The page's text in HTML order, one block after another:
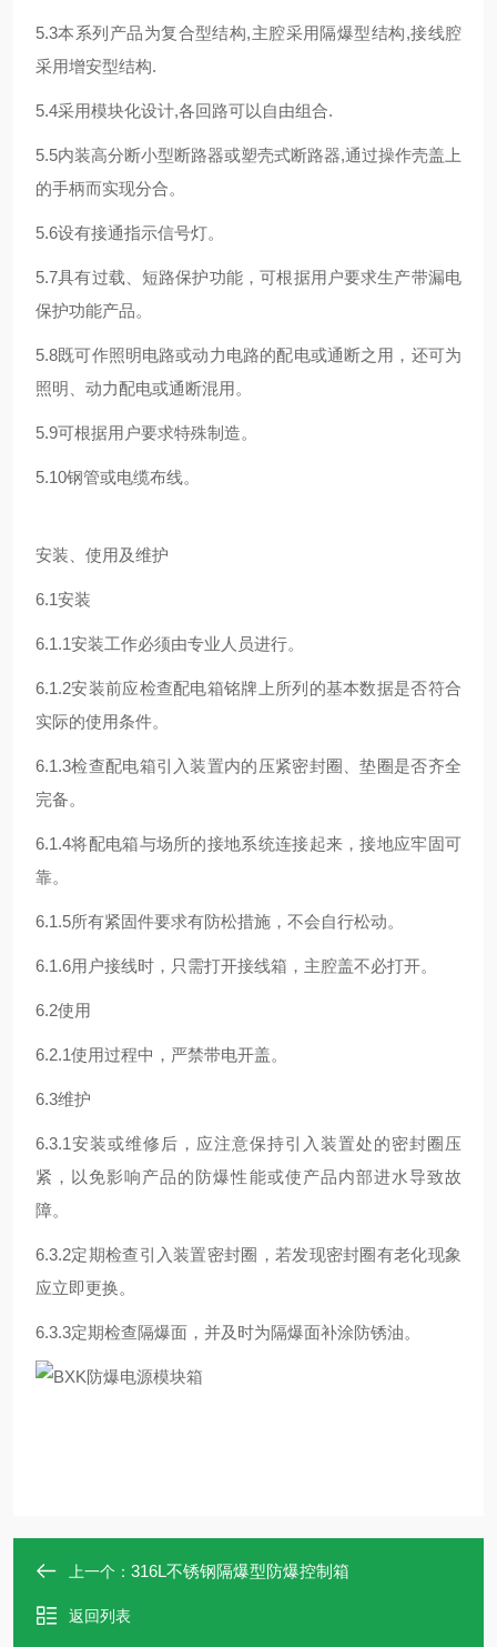
5.3本系列产品为复合型结构,主腔采用隔爆型结构,接线腔
采用增安型结构.
5.4采用模块化设计,各回路可以自由组合.
5.5内装高分断小型断路器或塑壳式断路器,通过操作壳盖上
的手柄而实现分合。
5.6设有接通指示信号灯。
5.7具有过载、短路保护功能，可根据用户要求生产带漏电
保护功能产品。
5.8既可作照明电路或动力电路的配电或通断之用，还可为
照明、动力配电或通断混用。
5.9可根据用户要求特殊制造。
5.10钢管或电缆布线。
安装、使用及维护
6.1安装
6.1.1安装工作必须由专业人员进行。
6.1.2安装前应检查配电箱铭牌上所列的基本数据是否符合
实际的使用条件。
6.1.3检查配电箱引入装置内的压紧密封圈、垫圈是否齐全
完备。
6.1.4将配电箱与场所的接地系统连接起来，接地应牢固可
靠。
6.1.5所有紧固件要求有防松措施，不会自行松动。
6.1.6用户接线时，只需打开接线箱，主腔盖不必打开。
6.2使用
6.2.1使用过程中，严禁带电开盖。
6.3维护
6.3.1安装或维修后，应注意保持引入装置处的密封圈压
紧，以免影响产品的防爆性能或使产品内部进水导致故
障。
6.3.2定期检查引入装置密封圈，若发现密封圈有老化现象
应立即更换。
6.3.3定期检查隔爆面，并及时为隔爆面补涂防锈油。
上一个： 316L不锈钢隔爆型防爆控制箱
返回列表